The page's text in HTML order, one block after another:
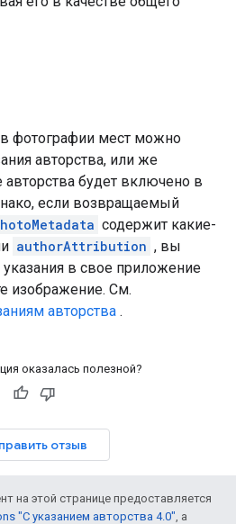
фотографии мест можно
авторства, или же
авторства будет включено в
если возвращаемый
содержит какие-
authorAttribution , вы
в свое приложение
изображение. См.
авторства .
оказалась полезной?
отзыв
на этой странице предоставляется
"С указанием авторства 4.0", а